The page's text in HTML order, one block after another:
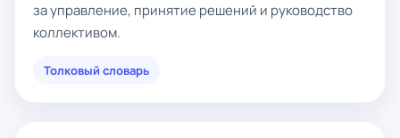
за управление, принятие решений и руководство
коллективом.
Толковый словарь